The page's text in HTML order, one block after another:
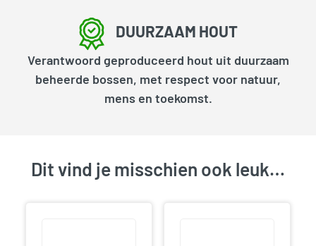
DUURZAAM HOUT
Verantwoord geproduceerd hout uit duurzaam
beheerde bossen, met respect voor natuur,
mens en toekomst.
Dit vind je misschien ook leuk…